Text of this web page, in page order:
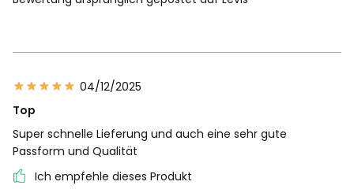
04/12/2025
Top
Super schnelle Lieferung und auch eine sehr gute
Passform und Qualität
Ich empfehle dieses Produkt